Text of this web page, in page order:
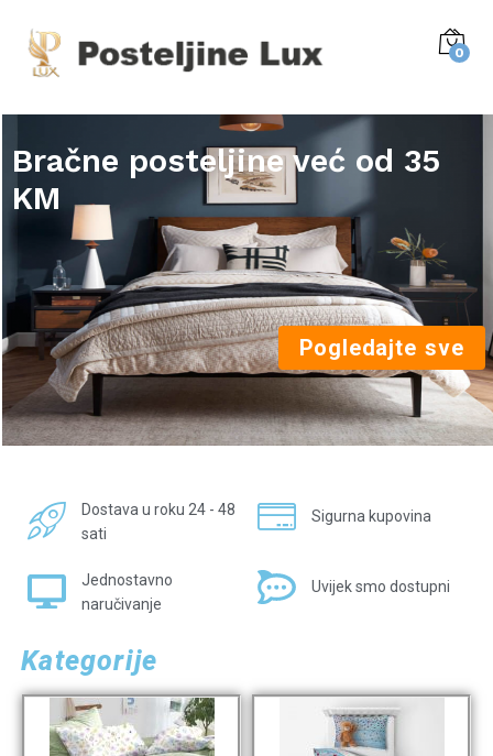
0
Pogledajte sve
Bračne posteljine već od 35
KM
Dostava u roku 24 - 48
sati
Sigurna kupovina
Jednostavno
naručivanje
Uvijek smo dostupni
Kategorije